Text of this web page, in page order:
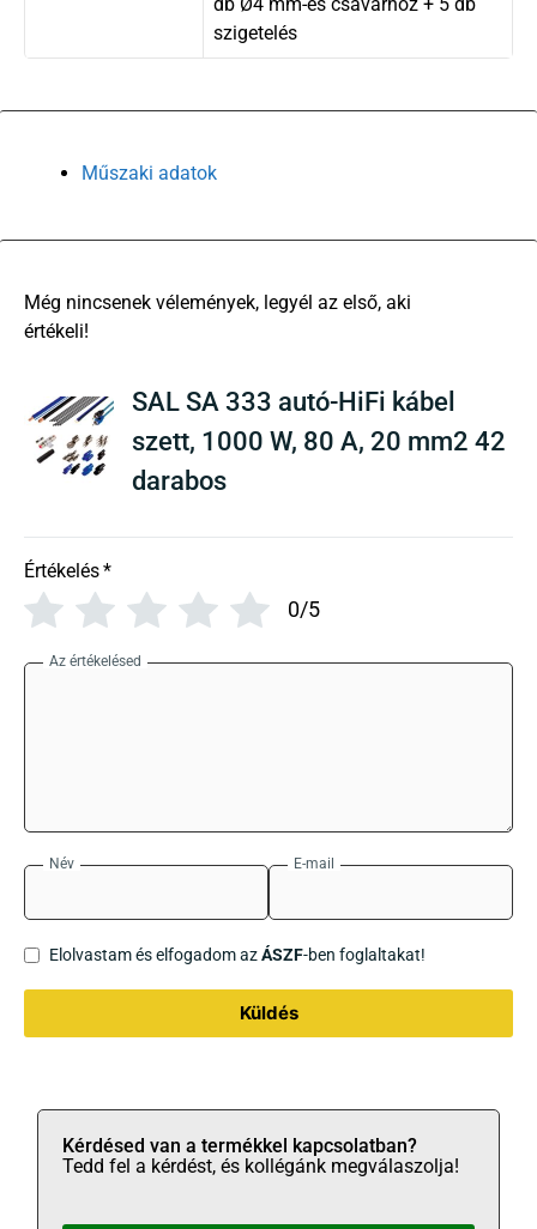
szigetelés
Műszaki adatok
SAL SA 333 autó-HiFi kábel
szett, 1000 W, 80 A, 20 mm2 42
darabos
Értékelés*
0/5
Az értékelésed
Név E-mail
Elolvastam és elfogadom azÁSZF-ben foglaltakat!
Küldés
Kérdésed van a termékkel kapcsolatban?
Tedd fel a kérdést, és kollégánk megválaszolja!